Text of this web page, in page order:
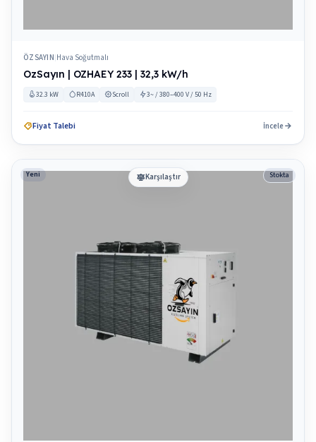
ÖZSAYIN|Hava Soğutmalı
OzSayın | OZHAEY 233 | 32,3 kW/h
32.3 kW R410A Scroll 3~ / 380–400 V / 50 Hz
Fiyat Talebi İncele
Karşılaştır
Yeni Stokta